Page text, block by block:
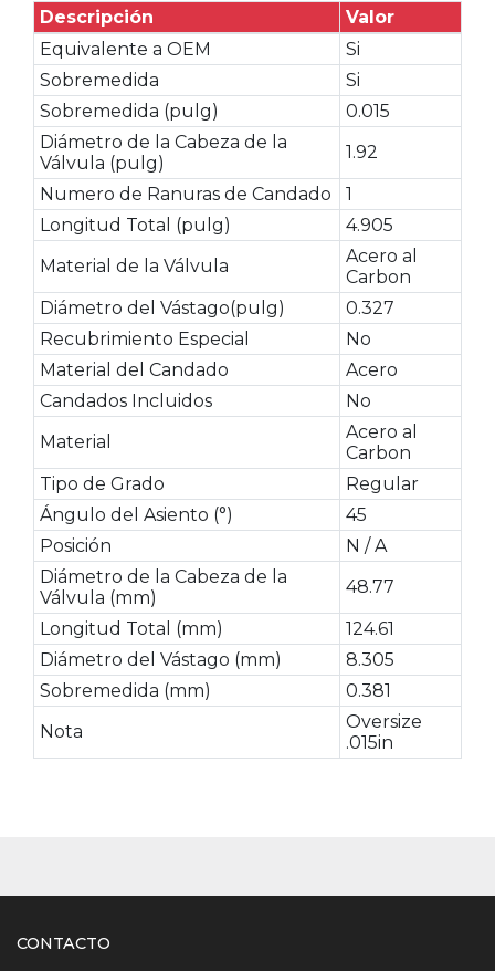
Descripción
Valor
Equivalente a OEM
Si
Sobremedida
Si
Sobremedida (pulg)
0.015
Diámetro de la Cabeza de la
Válvula (pulg)
1.92
Numero de Ranuras de Candado
1
Longitud Total (pulg)
4.905
Material de la Válvula
Acero al
Carbon
Diámetro del Vástago(pulg)
0.327
Recubrimiento Especial
No
Material del Candado
Acero
Candados Incluidos
No
Material
Acero al
Carbon
Tipo de Grado
Regular
Ángulo del Asiento (°)
45
Posición
N / A
Diámetro de la Cabeza de la
Válvula (mm)
48.77
Longitud Total (mm)
124.61
Diámetro del Vástago (mm)
8.305
Sobremedida (mm)
0.381
Nota
Oversize
.015in
CONTACTO